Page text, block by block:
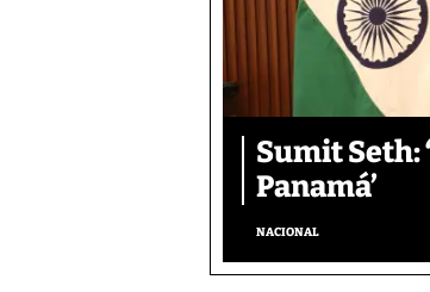
Sumit Seth:
Panamá’
NACIONAL